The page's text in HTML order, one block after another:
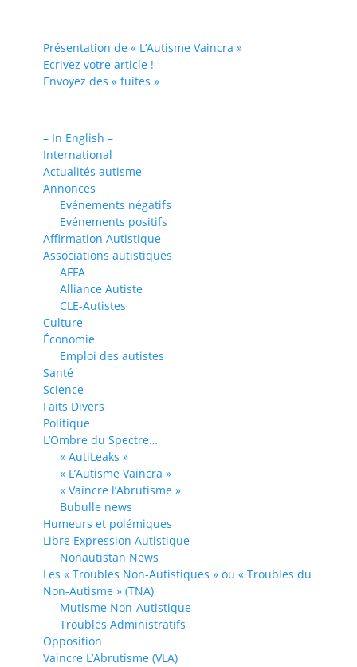
Présentation de « L’Autisme Vaincra »
Ecrivez votre article !
Envoyez des « fuites »
– In English –
International
Actualités autisme
Annonces
Evénements négatifs
Evénements positifs
Affirmation Autistique
Associations autistiques
AFFA
Alliance Autiste
CLE-Autistes
Culture
Économie
Emploi des autistes
Santé
Science
Faits Divers
Politique
L’Ombre du Spectre…
« AutiLeaks »
« L’Autisme Vaincra »
« Vaincre l’Abrutisme »
Bubulle news
Humeurs et polémiques
Libre Expression Autistique
Nonautistan News
Les « Troubles Non-Autistiques » ou « Troubles du
Non-Autisme » (TNA)
Mutisme Non-Autistique
Troubles Administratifs
Opposition
Vaincre L’Abrutisme (VLA)